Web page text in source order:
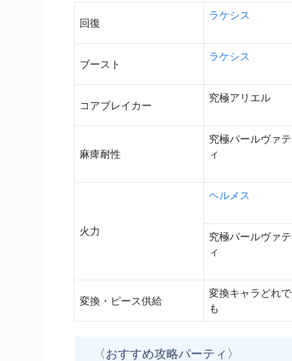
回復
ラケシス
ブースト
ラケシス
コアブレイカー
究極アリエル
麻痺耐性
究極パールヴァテ
ィ
火力
ヘルメス
究極パールヴァテ
ィ
変換・ピース供給
変換キャラどれで
も
〈おすすめ攻略パーティ〉